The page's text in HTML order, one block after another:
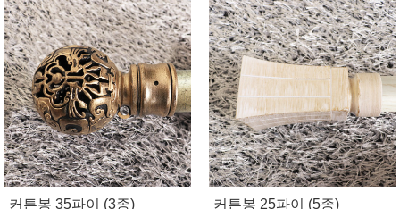
커튼봉 35파이 (3종) 커튼봉 25파이 (5종)